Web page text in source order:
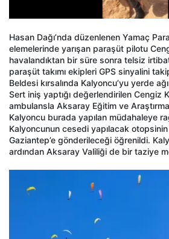
Hasan Dağı’nda düzenlenen Yamaç
elemelerinde yarışan paraşüt pilotu
havalandıktan bir süre sonra telsiz
paraşüt takımı ekipleri GPS sinyalini
Beldesi kırsalında Kalyoncu’yu yerde
Sert iniş yaptığı değerlendirilen Cengiz
ambulansla Aksaray Eğitim ve Araştırma
Kalyoncu burada yapılan müdahaleye
Kalyoncunun cesedi yapılacak
Gaziantep’e gönderileceği öğrenildi.
ardından Aksaray Valiliği de bir taziye